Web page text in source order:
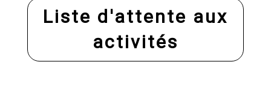
Liste d'attente aux
activités